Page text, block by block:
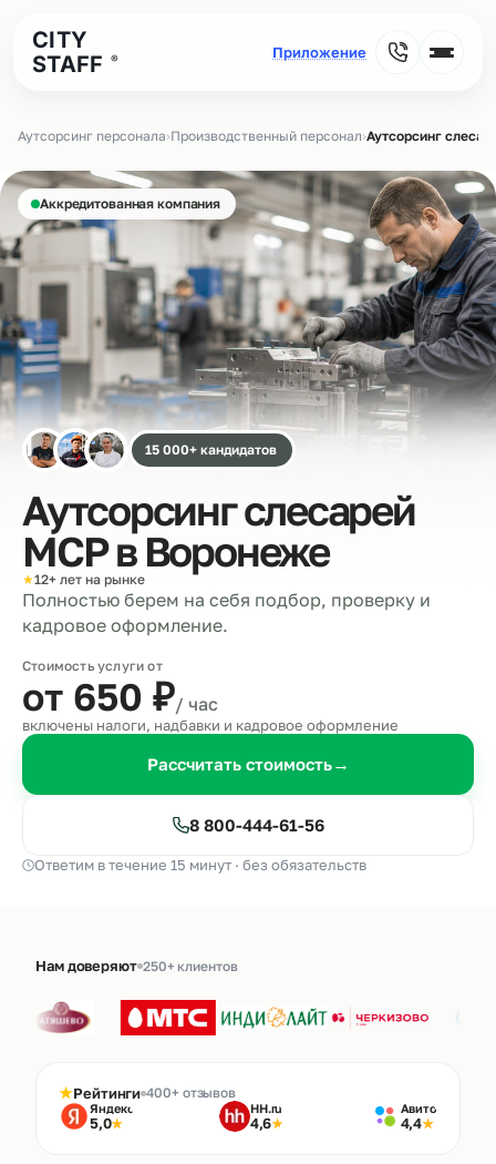
CITY
STAFF
®
Аутсорсинг персонала›Производственный персонал›Аутсорсинг
Аккредитованная компания
15 000+ кандидатов
Аутсорсинг слесарей
МСР в Воронеже
★12+ лет на рынке
Полностью берем на себя подбор, проверку и
кадровое оформление.
Стоимость услуги от
от 650 ₽/ час
включены налоги, надбавки и кадровое оформление
Рассчитать стоимость→
8 800-444-61-56
Ответим в течение 15 минут · без обязательств
Нам доверяют 250+ клиентов
★Рейтинги 400+ отзывов
Яндекс
5,0★
HH.ru
4,6★
Авито
4,4★